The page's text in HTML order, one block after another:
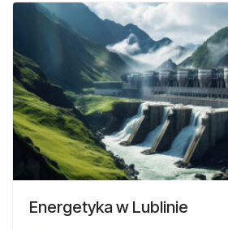
Energetyka w Lublinie